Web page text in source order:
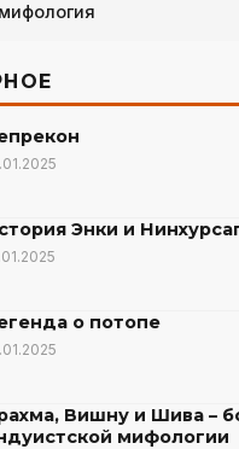
Энки и
о потопе
Вишну и Шива –
мифологии